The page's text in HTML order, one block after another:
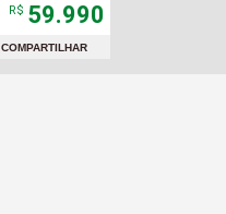
R$ 59.990
COMPARTILHAR